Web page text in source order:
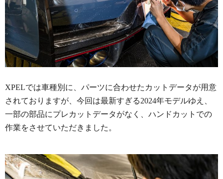
XPELでは車種別に、パーツに合わせたカットデータが用意
されておりますが、今回は最新すぎる2024年モデルゆえ、
一部の部品にプレカットデータがなく、ハンドカットでの
作業をさせていただきました。